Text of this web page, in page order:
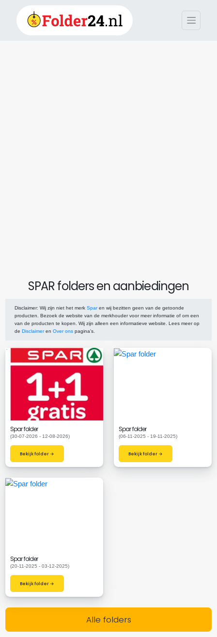
SPAR folders en aanbiedingen
Disclaimer: Wij zijn niet het merk Sparen wij bezitten geen van de getoonde
producten. Bezoek de website van de merkhouder voor meer informatie of om een
van de producten te kopen. Wij zijn alleen een informatieve website. Lees meer op
de Disclaimeren Over ons pagina's.
Spar folder
(30-07-2026 - 12-08-2026)
Bekijk folder →
Spar folder
(06-11-2025 - 19-11-2025)
Bekijk folder →
Spar folder
(20-11-2025 - 03-12-2025)
Bekijk folder →
Alle folders